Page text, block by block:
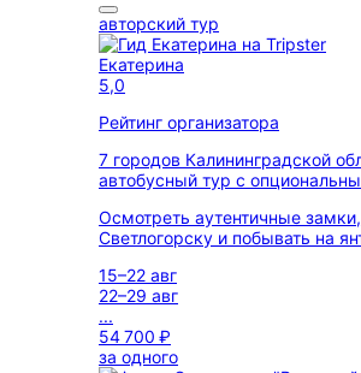
авторский тур
Екатерина
5,0
Рейтинг организатора
7 городов Калининградской
автобусный тур с
Осмотреть аутентичные
Светлогорску и побывать на
15–22 авг
22–29 авг
...
54 700 ₽
за одного